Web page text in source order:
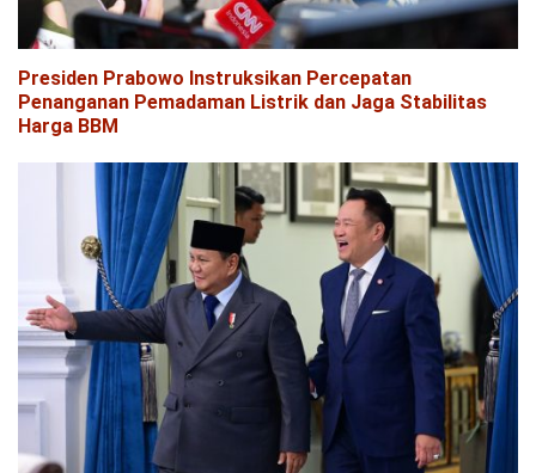
Presiden Prabowo Instruksikan Percepatan
Penanganan Pemadaman Listrik dan Jaga Stabilitas
Harga BBM